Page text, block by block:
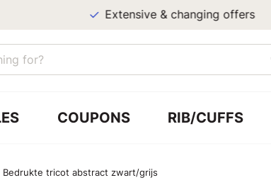
Extensive & changing offers
COUPONS RIB/CUFFS
Bedrukte tricot abstract zwart/grijs